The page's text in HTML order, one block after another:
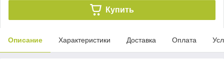
Купить
Описание Характеристики Доставка Оплата